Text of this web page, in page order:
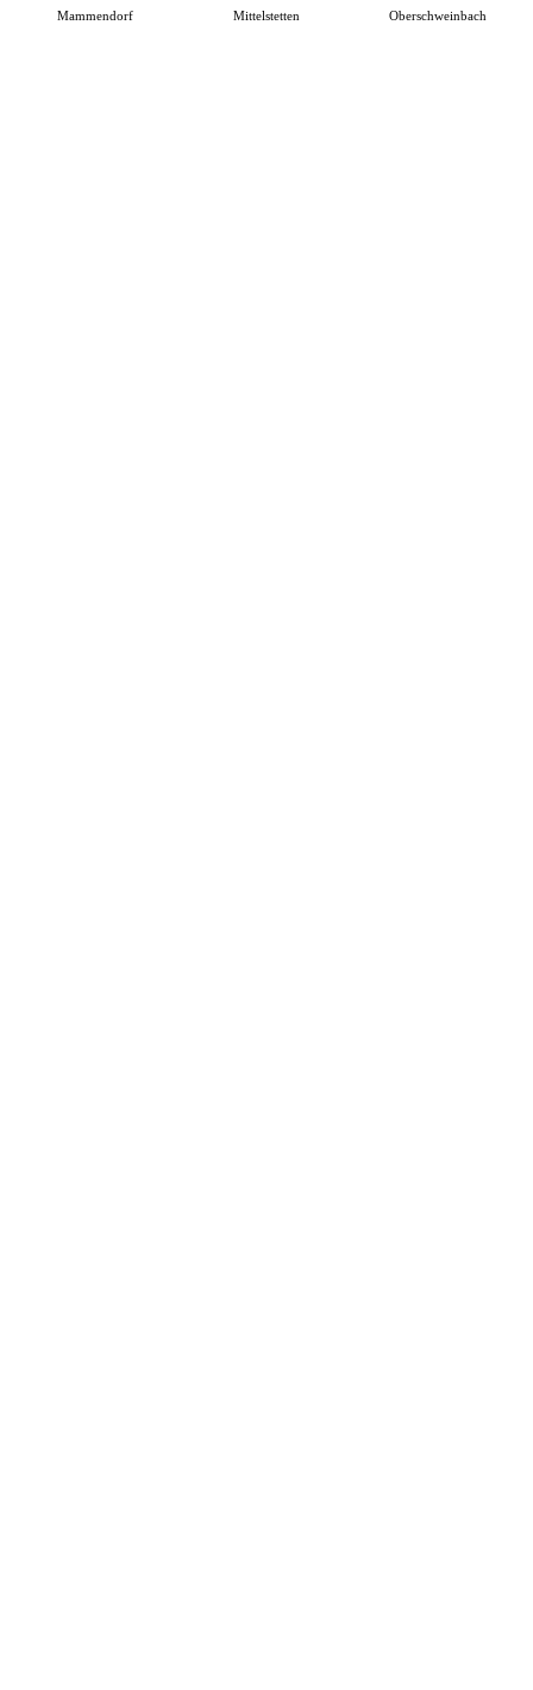
Mammendorf Mittelstetten Oberschweinbach